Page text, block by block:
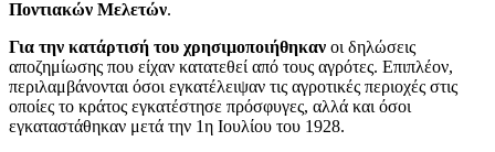
Ποντιακών Μελετών.
Για την κατάρτισή του χρησιμοποιήθηκαν οι δηλώσεις
αποζημίωσης που είχαν κατατεθεί από τους αγρότες. Επιπλέον,
περιλαμβάνονται όσοι εγκατέλειψαν τις αγροτικές περιοχές στις
οποίες το κράτος εγκατέστησε πρόσφυγες, αλλά και όσοι
εγκαταστάθηκαν μετά την 1η Ιουλίου του 1928.